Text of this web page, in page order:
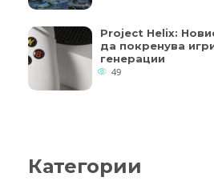
Project Helix:
да покренува
генерации
49
Категории